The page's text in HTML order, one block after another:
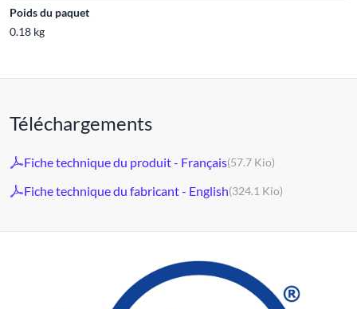
Poids du paquet
0.18 kg
Téléchargements
Fiche technique du produit - Français(57.7 Kio)
Fiche technique du fabricant - English(324.1 Kio)